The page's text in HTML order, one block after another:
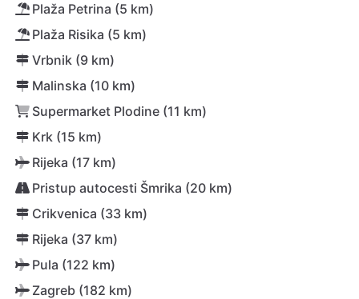
Plaža Petrina (5 km)
Plaža Risika (5 km)
Vrbnik (9 km)
Malinska (10 km)
Supermarket Plodine (11 km)
Krk (15 km)
Rijeka (17 km)
Pristup autocesti Šmrika (20 km)
Crikvenica (33 km)
Rijeka (37 km)
Pula (122 km)
Zagreb (182 km)